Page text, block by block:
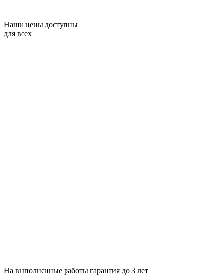
Наши цены доступны
для всех
На выполненные работы гарантия до 3 лет